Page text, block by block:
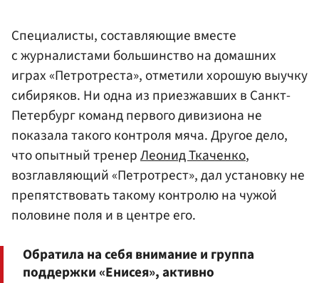
Специалисты, составляющие вместе
с журналистами большинство на домашних
играх «Петротреста», отметили хорошую выучку
сибиряков. Ни одна из приезжавших в Санкт-
Петербург команд первого дивизиона не
показала такого контроля мяча. Другое дело,
что опытный тренерЛеонид Ткаченко,
возглавляющий «Петротрест», дал установку не
препятствовать такому контролю на чужой
половине поля и в центре его.
Обратила на себя внимание и группа
поддержки «Енисея», активно